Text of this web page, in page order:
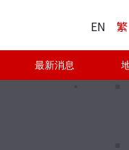
EN 繁
最新消息